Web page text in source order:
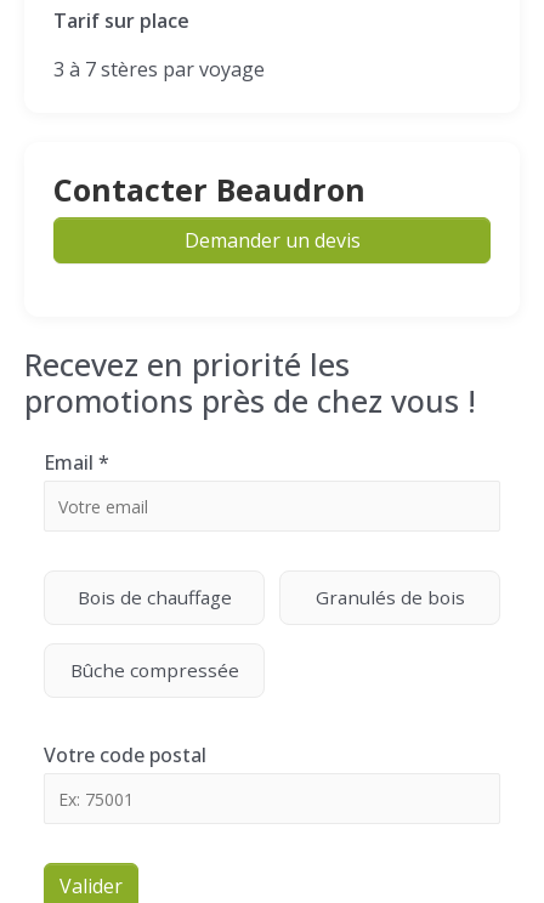
Tarif sur place
3 à 7 stères par voyage
Contacter Beaudron
Demander un devis
Recevez en priorité les
promotions près de chez vous !
Email *
Bois de chauffage Granulés de bois
Bûche compressée
Votre code postal
Valider